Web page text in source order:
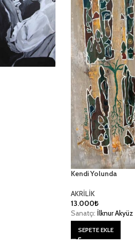
Kendi Yolunda
AKRİLİK
13.000₺
Sanatçı: İlknur Akyüz
SEPETE EKLE